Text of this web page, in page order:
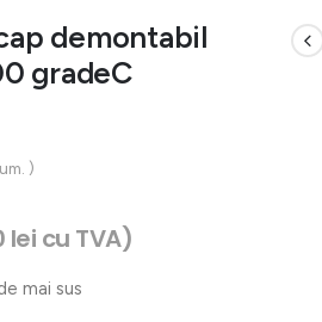
demontabil
gradeC
)
lei cu TVA)
mai sus